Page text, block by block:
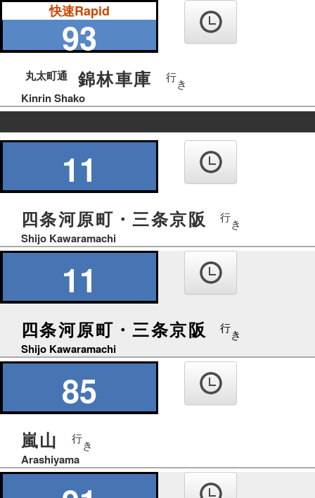
快速Rapid
93
丸太町通 錦林車庫 行き
Kinrin Shako
の
11
四条河原町・三条京阪 行き
Shijo Kawaramachi
11
四条河原町・三条京阪 行き
Shijo Kawaramachi
85
嵐山 行き
Arashiyama